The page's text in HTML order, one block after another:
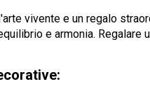
vivente e un regalo
e armonia.